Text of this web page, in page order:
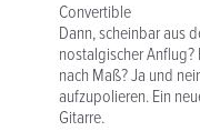
Convertible
Dann, scheinbar aus
nostalgischer
nach Maß? Ja und
aufzupolieren. Ein
Gitarre.